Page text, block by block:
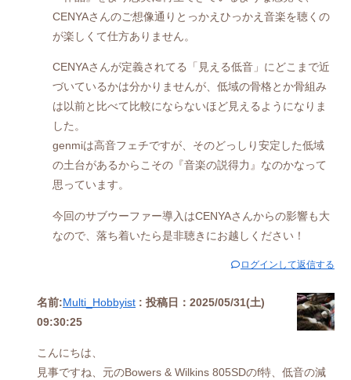
CENYAさんのご想像通りとっかえひっかえ音楽を聴くの
が楽しくて仕方ありません。
CENYAさんが定義されてる「見える低音」にどこまで近
づいているかは分かりませんが、低域の骨格とか骨組み
は以前と比べて比較にならないほど見えるようになりま
した。
genmiは高音フェチですが、そのどっしり安定した低域
の土台があるからこその『音楽の説得力』なのかなって
思っています。
今回のサブウーファー導入はCENYAさんからの影響も大
なので、落ち着いたら是非聴きにお越しください！
ログインして返信する
名前:Multi_Hobbyist : 投稿日：2025/05/31(土)
09:30:25
こんにちは、
見事ですね、元のBowers & Wilkins 805SDのf特、低音の減